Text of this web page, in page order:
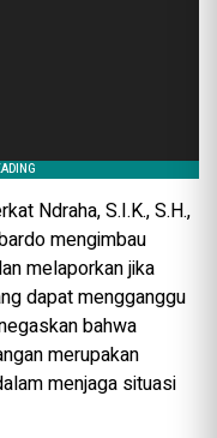
Ndraha, S.I.K., S.H.,
mengimbau
melaporkan jika
dapat mengganggu
bahwa
merupakan
menjaga situasi